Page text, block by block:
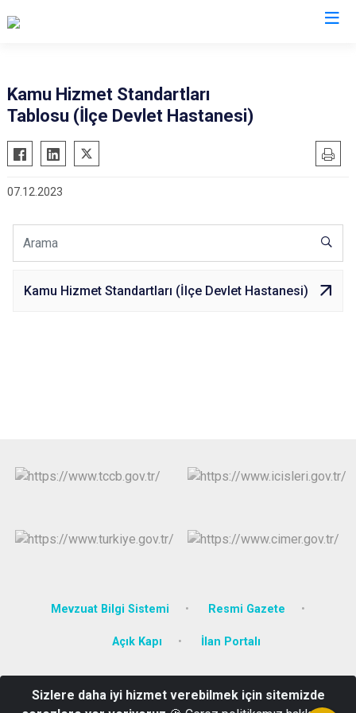
Bodrum
Dalaman
Fethiye
Kavaklıdere
Köyceğiz
Milas
Seydikemer
Kamu Hizmet Standartları
Tablosu (İlçe Devlet Hastanesi)
07.12.2023
Kamu Hizmet Standartları (İlçe Devlet Hastanesi)
Mevzuat Bilgi Sistemi Resmi Gazete
Açık Kapı İlan Portalı
Özal Cad. No:7 Kavaklıdere/MUĞLA
Sizlere daha iyi hizmet verebilmek için sitemizde